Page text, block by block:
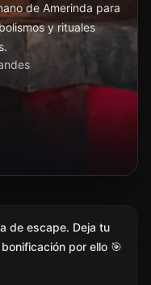
de Amerinda para
y rituales
de escape. Deja tu
por ello 🎯